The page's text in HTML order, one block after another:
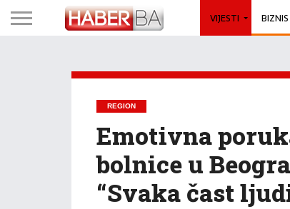
VIJESTI BIZNIS
REGION
Emotivna
bolnice u
“Svaka čast